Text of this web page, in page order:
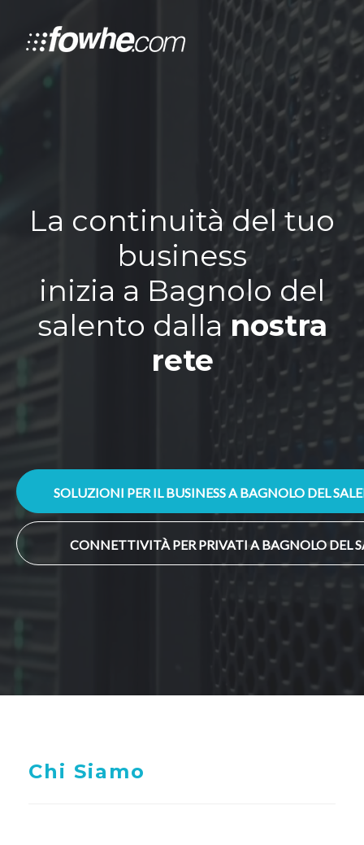
La continuità del tuo
business
inizia a Bagnolo del
salento dalla nostra
rete
SOLUZIONI PER IL BUSINESS A BAGNOLO DEL
CONNETTIVITÀ PER PRIVATI A BAGNOLO DEL
Chi Siamo